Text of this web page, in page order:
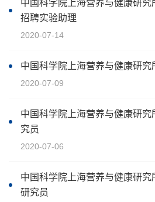
中国科学院上海营养与健康研
招聘实验助理
2020-07-14
中国科学院上海营养与健康研究
2020-07-09
中国科学院上海营养与健康研
究员
2020-07-06
中国科学院上海营养与健康研究
研究员